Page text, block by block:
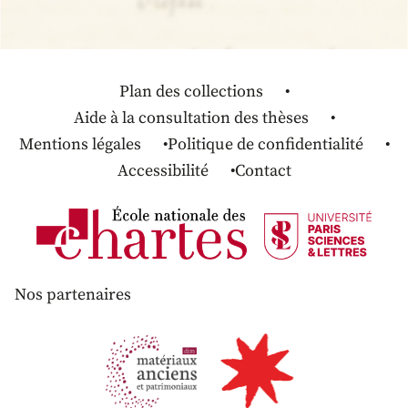
Plan des collections
Aide à la consultation des thèses
Mentions légales
Politique de confidentialité
Accessibilité
Contact
Nos partenaires